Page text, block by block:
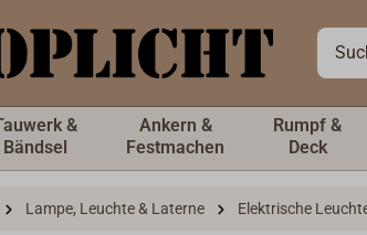
&
Bändsel
Ankern &
Festmachen
Rumpf &
Deck
Lampe, Leuchte & Laterne Elektrische